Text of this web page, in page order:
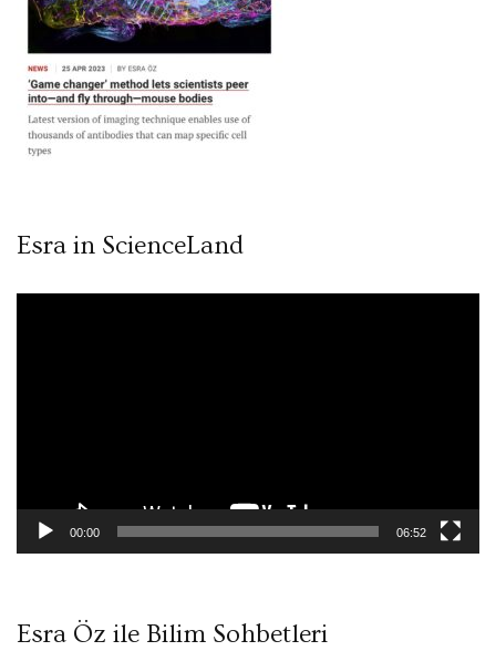
Esra in ScienceLand
00:00 06:52
Esra Öz ile Bilim Sohbetleri